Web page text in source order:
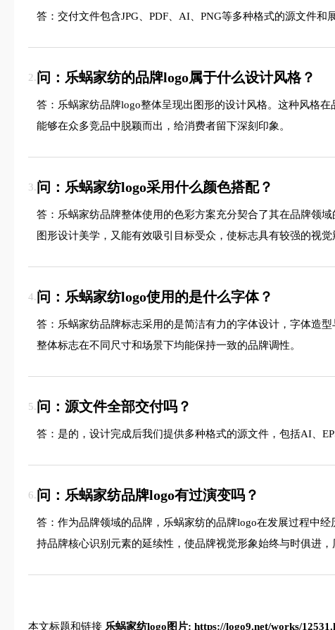
答：交付文件包含JPG、PDF、AI、PNG等多种格式的源文件和
2.问：乐蜗家纺的品牌logo属于什么设计风格？
答：乐蜗家纺品牌logo整体呈现出图形的设计风格。这种风格
能够在众多竞品中脱颖而出，给消费者留下深刻印象。
3.问：乐蜗家纺logo采用什么颜色搭配？
答：乐蜗家纺品牌整体使用的色彩方案充分契合了其在品牌领
图形设计美学，又能有效吸引目标受众，使标志具有较强的视觉
4.问：乐蜗家纺logo使用的是什么字体？
答：乐蜗家纺品牌标志采用的是简洁有力的字体设计，字体造
整体标志在不同尺寸和场景下均能保持一致的品牌调性。
5.问：源文件全部交付吗？
答：是的，设计完成后我们提供多种格式的源文件，包括AI、
6.问：乐蜗家纺品牌logo有过演变吗？
答：作为品牌领域的品牌，乐蜗家纺的品牌logo在发展过程中
持品牌核心识别元素的延续性，使品牌视觉形象始终与时俱进，
本文标题和链接 乐蜗家纺logo图片: https://logo9.net/works/